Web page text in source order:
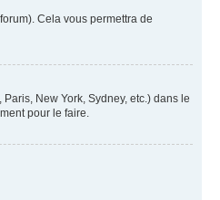
Cela vous permettra de
New York, Sydney, etc.) dans le
pour le faire.